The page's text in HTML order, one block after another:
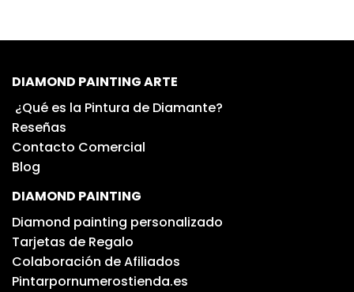
DIAMOND PAINTING ARTE
¿Qué es la Pintura de Diamante?
Reseñas
Contacto Comercial
Blog
DIAMOND PAINTING
Diamond painting personalizado
Tarjetas de Regalo
Colaboración de Afiliados
Pintarpornumerostienda.es